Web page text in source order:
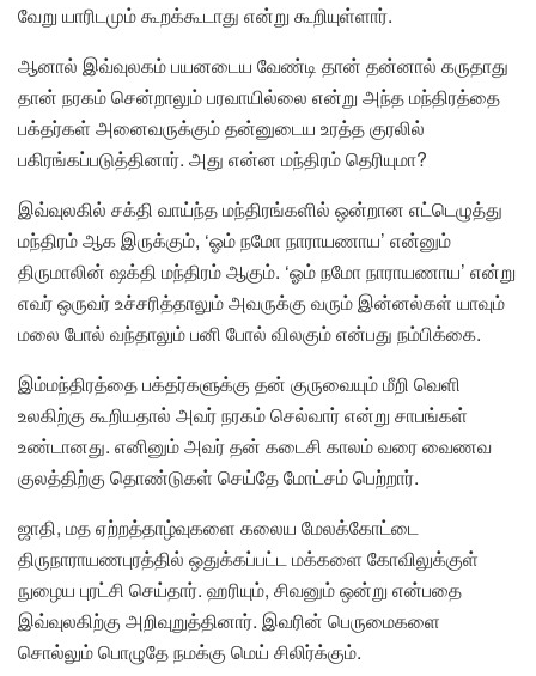
வேறு யாரிடமும் கூறக்கூடாது என்று கூறியுள்ளார்.
ஆனால் இவ்வுலகம் பயனடைய வேண்டி தான் தன்னால் கருதாது
தான் நரகம் சென்றாலும் பரவாயில்லை என்று அந்த மந்திரத்தை
பக்தர்கள் அனைவருக்கும் தன்னுடைய உரத்த குரலில்
பகிரங்கப்படுத்தினார். அது என்ன மந்திரம் தெரியுமா?
இவ்வுலகில் சக்தி வாய்ந்த மந்திரங்களில் ஒன்றான எட்டெழுத்து
மந்திரம் ஆக இருக்கும், ‘ஓம் நமோ நாராயணாய’ என்னும்
திருமாலின் ஷக்தி மந்திரம் ஆகும். ‘ஓம் நமோ நாராயணாய’ என்று
எவர் ஒருவர் உச்சரித்தாலும் அவருக்கு வரும் இன்னல்கள் யாவும்
மலை போல் வந்தாலும் பனி போல் விலகும் என்பது நம்பிக்கை.
இம்மந்திரத்தை பக்தர்களுக்கு தன் குருவையும் மீறி வெளி
உலகிற்கு கூறியதால் அவர் நரகம் செல்வார் என்று சாபங்கள்
உண்டானது. எனினும் அவர் தன் கடைசி காலம் வரை வைணவ
குலத்திற்கு தொண்டுகள் செய்தே மோட்சம் பெற்றார்.
ஜாதி, மத ஏற்றத்தாழ்வுகளை கலைய மேலக்கோட்டை
திருநாராயணபுரத்தில் ஒதுக்கப்பட்ட மக்களை கோவிலுக்குள்
நுழைய புரட்சி செய்தார். ஹரியும், சிவனும் ஒன்று என்பதை
இவ்வுலகிற்கு அறிவுறுத்தினார். இவரின் பெருமைகளை
சொல்லும் பொழுதே நமக்கு மெய் சிலிர்க்கும்.